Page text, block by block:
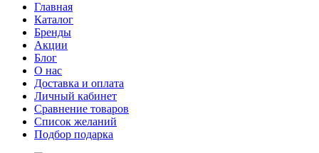
Главная
Каталог
Бренды
Акции
Блог
О нас
Доставка и оплата
Личный кабинет
Сравнение товаров
Список желаний
Подбор подарка